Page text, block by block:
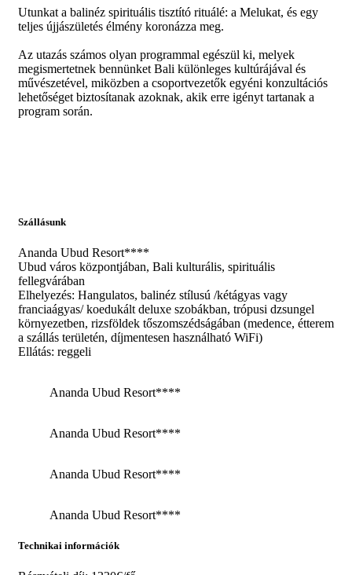
Utunkat a balinéz spirituális tisztító rituálé: a Melukat, és egy
teljes újjászületés élmény koronázza meg.
Az utazás számos olyan programmal egészül ki, melyek
megismertetnek bennünket Bali különleges kultúrájával és
művészetével, miközben a csoportvezetők egyéni konzultációs
lehetőséget biztosítanak azoknak, akik erre igényt tartanak a
program során.
Szállásunk
Ananda Ubud Resort****
Ubud város központjában, Bali kulturális, spirituális
fellegvárában
Elhelyezés: Hangulatos, balinéz stílusú /kétágyas vagy
franciaágyas/ koedukált deluxe szobákban, trópusi dzsungel
környezetben, rizsföldek tőszomszédságában (medence, étterem
a szállás területén, díjmentesen használható WiFi)
Ellátás: reggeli
Ananda Ubud Resort****
Ananda Ubud Resort****
Ananda Ubud Resort****
Ananda Ubud Resort****
Technikai információk